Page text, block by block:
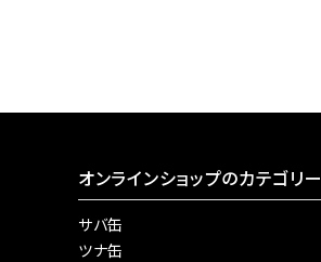
オンラインショップのカテゴリー
サバ缶
ツナ缶